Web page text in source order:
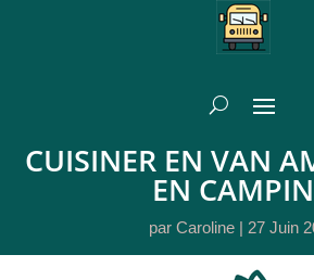
CUISINER EN VAN
EN
par Caroline | 27 Juin